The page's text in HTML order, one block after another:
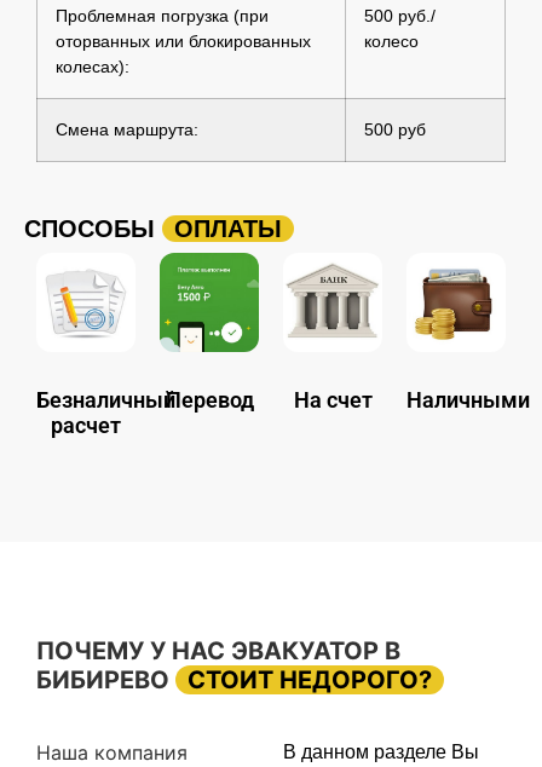
Проблемная погрузка (при
оторванных или блокированных
колесах):
500 руб./
колесо
Смена маршрута: 500 руб
СПОСОБЫ ОПЛАТЫ
Безналичный
расчет
Перевод На счет Наличными
ПОЧЕМУ У НАС ЭВАКУАТОР В
БИБИРЕВО
СТОИТ НЕДОРОГО?
Наша компания
В данном разделе Вы